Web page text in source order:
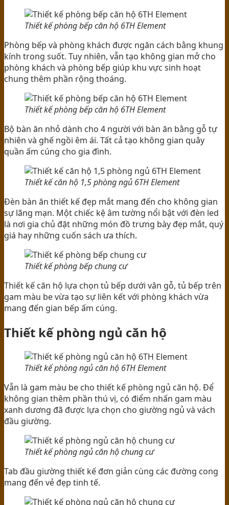
Thiết kế phòng bếp căn hộ 6TH Element
Phòng bếp và phòng khách được ngăn cách bằng khung
kính trong suốt. Tuy nhiên, vẫn tạo không gian mở cho
phòng khách và phòng bếp giúp khu vực sinh hoạt
chung thêm phần rộng thoáng.
Thiết kế phòng bếp căn hộ 6TH Element
Bộ bàn ăn nhỏ dành cho 4 người với bàn ăn bằng gỗ tự
nhiên và ghế ngồi êm ái. Tất cả tạo không gian quây
quần ấm cúng cho gia đình.
Thiết kế căn hộ 1,5 phòng ngủ 6TH Element
Đèn bàn ăn thiết kế đẹp mắt mang đến cho không gian
sự lãng mạn. Một chiếc kệ âm tường nổi bật với đèn led
là nơi gia chủ đặt những món đồ trưng bày đẹp mắt, quý
giá hay những cuốn sách ưa thích.
Thiết kế phòng bếp chung cư
Thiết kế căn hộ lựa chọn tủ bếp dưới vân gỗ, tủ bếp trên
gam màu be vừa tạo sự liên kết với phòng khách vừa
mang đến gian bếp ấm cúng.
Thiết kế phòng ngủ căn hộ
Thiết kế phòng ngủ căn hộ 6TH Element
Vẫn là gam màu be cho thiết kế phòng ngủ căn hộ. Để
không gian thêm phần thú vị, có điểm nhấn gam màu
xanh dương đã được lựa chọn cho giường ngủ và vách
đầu giường.
Thiết kế phòng ngủ căn hộ chung cư
Tab đầu giường thiết kế đơn giản cùng các đường cong
mang đến vẻ đẹp tinh tế.